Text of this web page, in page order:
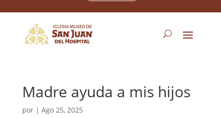
Madre ayuda a mis hijos
por | Ago 25, 2025